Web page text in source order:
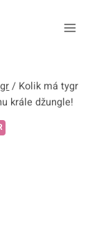
/ Kolik má tygr
krále džungle!